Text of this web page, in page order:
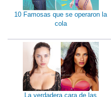
10 Famosas que se operaron la
cola
La verdadera cara de las